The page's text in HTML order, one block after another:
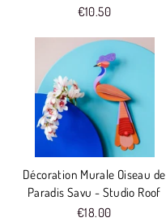
€10.50
Décoration Murale Oiseau de
Paradis Savu - Studio Roof
€18.00